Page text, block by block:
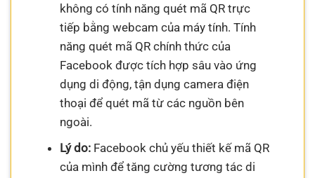
không có tính năng quét mã QR trực
tiếp bằng webcam của máy tính. Tính
năng quét mã QR chính thức của
Facebook được tích hợp sâu vào ứng
dụng di động, tận dụng camera điện
thoại để quét mã từ các nguồn bên
ngoài.
Lý do:Facebook chủ yếu thiết kế mã QR
của mình để tăng cường tương tác di